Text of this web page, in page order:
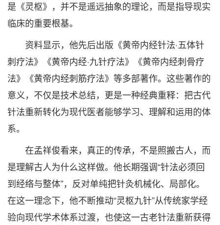
是《灵枢》，并不是遥远抽象的理论，而是指导现实
临床的重要根基。
资料显示，他先后出版《黄帝内经针法·五体针
刺疗法》《黄帝内经·九针疗法》《黄帝内经刺骨疗
法》《黄帝内经刺筋疗法》等多部著作。这些著作的
意义，不仅是技术总结，更是一种经典重释：把古代
针法重新转化为现代医者能够学习、理解和运用的体
系。
在孟祥俊看来，真正的传承，不是照搬古人，而
是理解古人为什么这样做。他长期强调“针法必须回
到经络与整体”，反对单纯把针灸机械化、局部化。
在这一理念下，他不断推动“灵枢九针”从传统家学经
验向现代学术体系过渡，也使这一古老针法重新获得